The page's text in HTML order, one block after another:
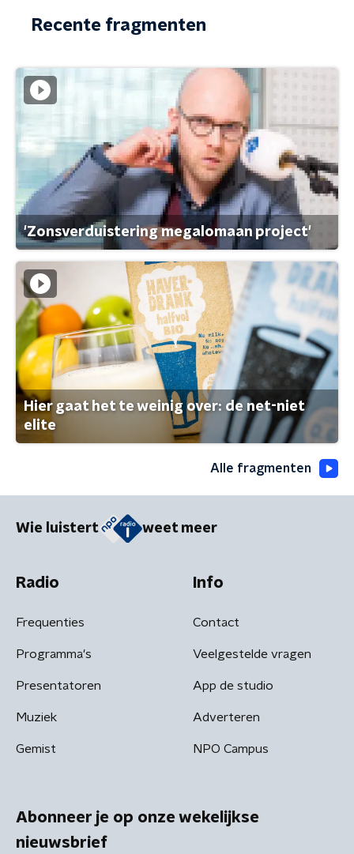
Recente fragmenten
'Zonsverduistering megalomaan project'
Hier gaat het te weinig over: de net-niet
elite
Alle fragmenten
Wie luistert weet meer
Radio
Frequenties
Programma's
Presentatoren
Muziek
Gemist
Info
Contact
Veelgestelde vragen
App de studio
Adverteren
NPO Campus
Abonneer je op onze wekelijkse
nieuwsbrief